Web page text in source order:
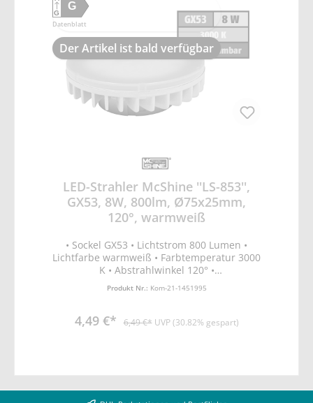
G
G
Datenblatt
Der Artikel ist bald verfügbar
LED-Strahler McShine ''LS-853'',
GX53, 8W, 800lm, Ø75x25mm,
120°, warmweiß
• Sockel GX53 • Lichtstrom 800 Lumen •
Lichtfarbe warmweiß • Farbtemperatur 3000
K • Abstrahlwinkel 120° •
Leistungsaufnahme 8W • Spannung 220-
20.000x • Anlaufzeit <1s = 60% Licht •
Produkt Nr.: Kom-21-1451995
4,49 €* 6,49 €* UVP (30.82% gespart)